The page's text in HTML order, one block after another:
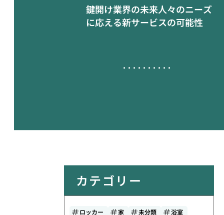
鍵開け業界の未来人々のニーズ
に応える新サービスの可能性
カテゴリー
ロッカー 家 未分類
浴室